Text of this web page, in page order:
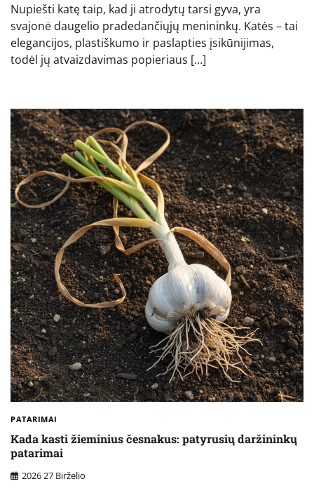
Nupiešti katę taip, kad ji atrodytų tarsi gyva, yra
svajonė daugelio pradedančiųjų menininkų. Katės – tai
elegancijos, plastiškumo ir paslapties įsikūnijimas,
todėl jų atvaizdavimas popieriaus […]
PATARIMAI
Kada kasti žieminius česnakus: patyrusių daržininkų
patarimai
2026 27 Birželio